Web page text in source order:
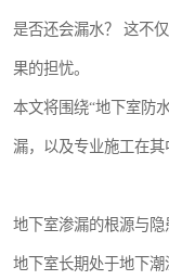
是否还会漏水？ 这不
果的担忧。
本文将围绕“地下室防
漏，以及专业施工在其
地下室渗漏的根源与隐
地下室长期处于地下